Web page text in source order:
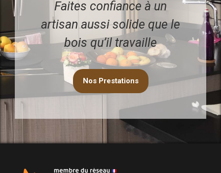
Faites confiance à un
artisan aussi solide que le
bois qu’il travaille
Nos Prestations